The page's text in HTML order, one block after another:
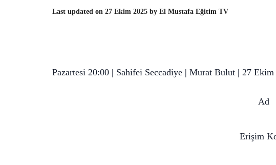
Last updated on 27 Ekim 2025 by El Mustafa Eğitim TV
Pazartesi 20:00 | Sahifei Seccadiye | Murat Bulut | 27 Ekim
Ad
Erişim